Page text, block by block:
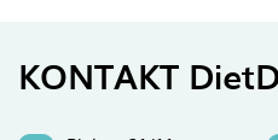
KONTAKT